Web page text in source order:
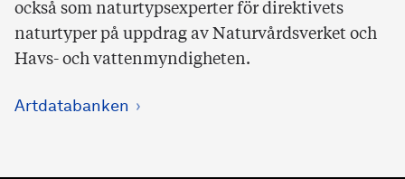
också som naturtypsexperter för direktivets
naturtyper på uppdrag av Naturvårdsverket och
Havs- och vattenmyndigheten.
Artdatabanken